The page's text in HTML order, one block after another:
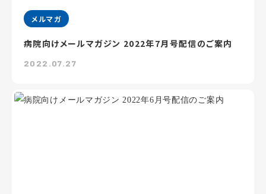
メルマガ
病院向けメールマガジン 2022年7月号配信のご案内
2022.07.27